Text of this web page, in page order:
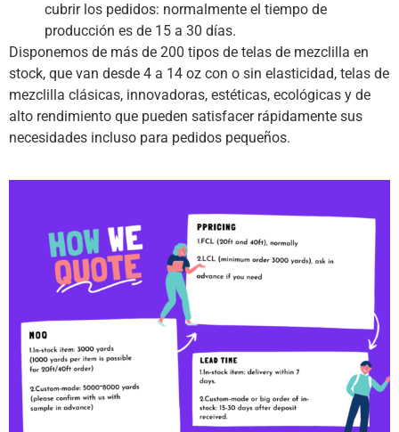
cubrir los pedidos: normalmente el tiempo de
producción es de 15 a 30 días.
Disponemos de más de 200 tipos de telas de mezclilla en
stock, que van desde 4 a 14 oz con o sin elasticidad, telas de
mezclilla clásicas, innovadoras, estéticas, ecológicas y de
alto rendimiento que pueden satisfacer rápidamente sus
necesidades incluso para pedidos pequeños.